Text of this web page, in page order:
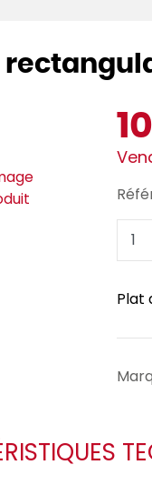
Plat